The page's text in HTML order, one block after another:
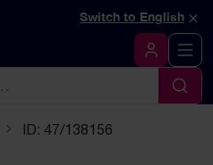
av denna sidaSwitch to English ×
Logga in
Sök
ID: 47/138156